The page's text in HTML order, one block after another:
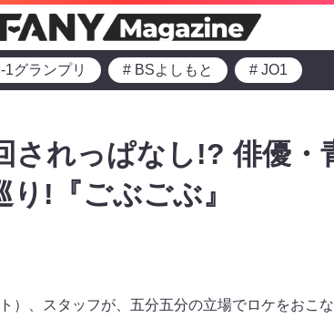
1グランプリ # BSよしもと # JO1
されっぱなし!? 俳優・
!『ごぶごぶ』
）、スタッフが、五分五分の立場でロケをおこ